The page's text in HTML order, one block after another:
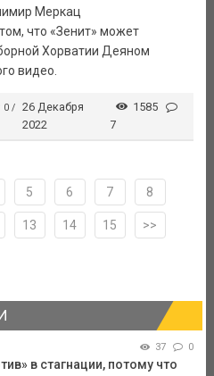
Меркац
что «Зенит» может
Хорватии Деяном
видео.
0 /
26 Декабря
2022
1585
7
5 6 7 8
13 14 15 >>
37 0
в стагнации, потому что